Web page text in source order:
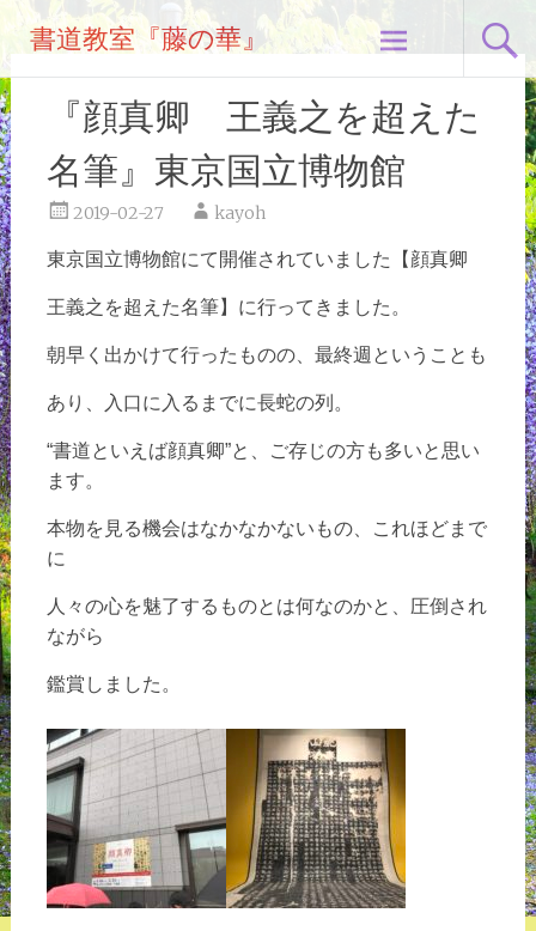
テ
ン
ツ
へ
ス
キ
ッ
プ
書道教室『藤の華』
『顔真卿 王義之を超えた
名筆』東京国立博物館
2019-02-27 kayoh
東京国立博物館にて開催されていました【顔真卿
王義之を超えた名筆】に行ってきました。
朝早く出かけて行ったものの、最終週ということも
あり、入口に入るまでに長蛇の列。
“書道といえば顔真卿”と、ご存じの方も多いと思い
ます。
本物を見る機会はなかなかないもの、これほどまで
に
人々の心を魅了するものとは何なのかと、圧倒され
ながら
鑑賞しました。